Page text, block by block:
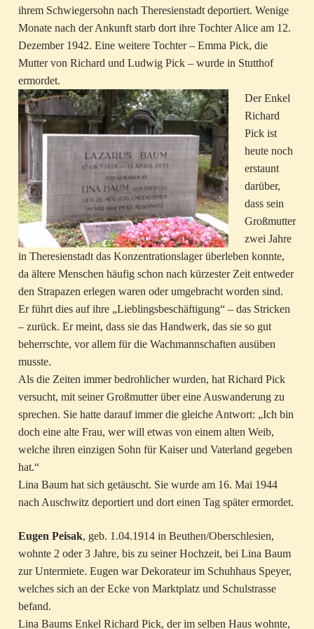
ihrem Schwiegersohn nach Theresienstadt deportiert. Wenige
Monate nach der Ankunft starb dort ihre Tochter Alice am 12.
Dezember 1942. Eine weitere Tochter – Emma Pick, die
Mutter von Richard und Ludwig Pick – wurde in Stutthof
ermordet.
Der Enkel
Richard
Pick ist
heute noch
erstaunt
darüber,
dass sein
Großmutter
zwei Jahre
in Theresienstadt das Konzentrationslager überleben konnte,
da ältere Menschen häufig schon nach kürzester Zeit entweder
den Strapazen erlegen waren oder umgebracht worden sind.
Er führt dies auf ihre „Lieblingsbeschäftigung“ – das Stricken
– zurück. Er meint, dass sie das Handwerk, das sie so gut
beherrschte, vor allem für die Wachmannschaften ausüben
musste.
Als die Zeiten immer bedrohlicher wurden, hat Richard Pick
versucht, mit seiner Großmutter über eine Auswanderung zu
sprechen. Sie hatte darauf immer die gleiche Antwort: „Ich bin
doch eine alte Frau, wer will etwas von einem alten Weib,
welche ihren einzigen Sohn für Kaiser und Vaterland gegeben
hat.“
Lina Baum hat sich getäuscht. Sie wurde am 16. Mai 1944
nach Auschwitz deportiert und dort einen Tag später ermordet.
Eugen Peisak, geb. 1.04.1914 in Beuthen/Oberschlesien,
wohnte 2 oder 3 Jahre, bis zu seiner Hochzeit, bei Lina Baum
zur Untermiete. Eugen war Dekorateur im Schuhhaus Speyer,
welches sich an der Ecke von Marktplatz und Schulstrasse
befand.
Lina Baums Enkel Richard Pick, der im selben Haus wohnte,